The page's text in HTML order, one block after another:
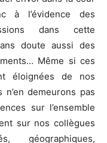
à l’évidence des
dans cette
doute aussi des
Même si ces
éloignées de nos
demeurons pas
sur l’ensemble
sur nos collègues
géographiques,